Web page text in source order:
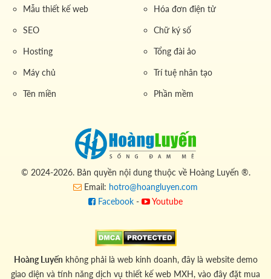
Mẫu thiết kế web
SEO
Hosting
Máy chủ
Tên miền
Hóa đơn điện tử
Chữ ký số
Tổng đài ảo
Trí tuệ nhân tạo
Phần mềm
© 2024-2026. Bản quyền nội dung thuộc về Hoàng Luyến ®.
Email: hotro@hoangluyen.com
Facebook - Youtube
Hoàng Luyến không phải là web kinh doanh, đây là website demo
giao diện và tính năng dịch vụ thiết kế web MXH, vào đây đặt mua